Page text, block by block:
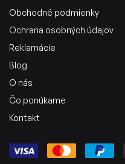
Obchodné podmienky
Ochrana osobných údajov
Reklamácie
Blog
O nás
Čo ponúkame
Kontakt